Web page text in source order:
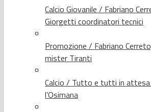
Calcio Giovanile / Fabriano
Giorgetti coordinatori tecnici
Promozione / Fabriano
mister Tiranti
Calcio / Tutto e tutti in
l’Osimana